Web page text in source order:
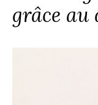
grâce au